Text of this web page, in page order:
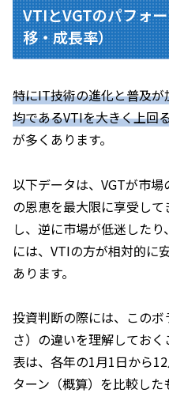
VTIとVGTのパフォ
移・成長率）
特にIT技術の進化と普及
均であるVTIを大きく上回
が多くあります。
以下データは、VGTが市
の恩恵を最大限に享受し
し、逆に市場が低迷した
には、VTIの方が相対的に
あります。
投資判断の際には、この
さ）の違いを理解してお
表は、各年の1月1日から
ターン（概算）を比較した